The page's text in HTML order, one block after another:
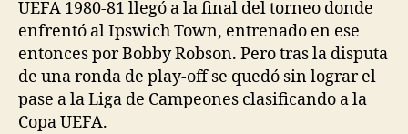
UEFA 1980-81 llegó a la final del torneo donde
enfrentó al Ipswich Town, entrenado en ese
entonces por Bobby Robson. Pero tras la disputa
de una ronda de play-off se quedó sin lograr el
pase a la Liga de Campeones clasificando a la
Copa UEFA.